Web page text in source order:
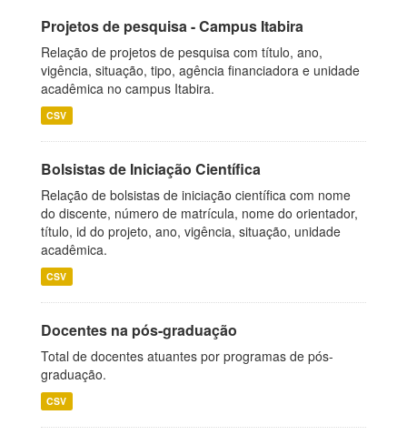
Projetos de pesquisa - Campus Itabira
Relação de projetos de pesquisa com título, ano,
vigência, situação, tipo, agência financiadora e unidade
acadêmica no campus Itabira.
CSV
Bolsistas de Iniciação Científica
Relação de bolsistas de iniciação científica com nome
do discente, número de matrícula, nome do orientador,
título, id do projeto, ano, vigência, situação, unidade
acadêmica.
CSV
Docentes na pós-graduação
Total de docentes atuantes por programas de pós-
graduação.
CSV